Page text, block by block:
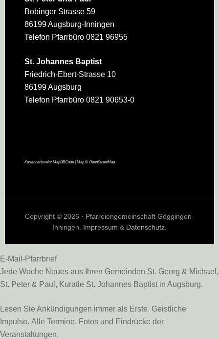
Bobinger Strasse 59
86199 Augsburg-Inningen
Telefon Pfarrbüro 0821 96955
St. Johannes Baptist
Friedrich-Ebert-Strasse 10
86199 Augsburg
Telefon Pfarrbüro 0821 90653-0
Kartennachweis: MapBBCode| Map © OpenStreetMap
Copyright © 2026 · Pfarreiengemeinschaft Göggingen-
Inningen. Impressum & Datenschutz.
E-Mail-Pfarrbrief
Jede Woche Neues aus Ihren Gemeinden St. Georg & Michael,
St. Peter & Paul, Kuratie St. Johannes Baptist in Augsburg.
Lesen Sie Ankündigungen immer als Erste. Geistliche
Impulse. Alle Termine. Fotos und Eindrücke der
Veranstaltungen.